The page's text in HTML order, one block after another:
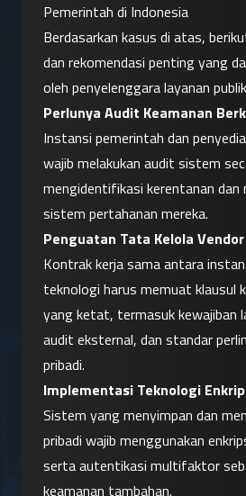
Pemerintah di Indonesia
Berdasarkan kasus di atas,
dan rekomendasi penting yang
oleh penyelenggara layanan
Perlunya Audit Keamanan
Instansi pemerintah dan
wajib melakukan audit sistem
mengidentifikasi kerentanan dan
sistem pertahanan mereka.
Penguatan Tata Kelola
Kontrak kerja sama antara
teknologi harus memuat klausul
yang ketat, termasuk kewajiban
audit eksternal, dan standar
pribadi.
Implementasi Teknologi
Sistem yang menyimpan dan
pribadi wajib menggunakan
serta autentikasi multifaktor
keamanan tambahan.